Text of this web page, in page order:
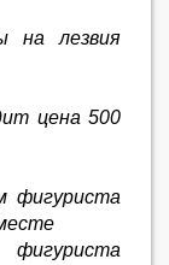
на лезвия
цена 500
фигуриста